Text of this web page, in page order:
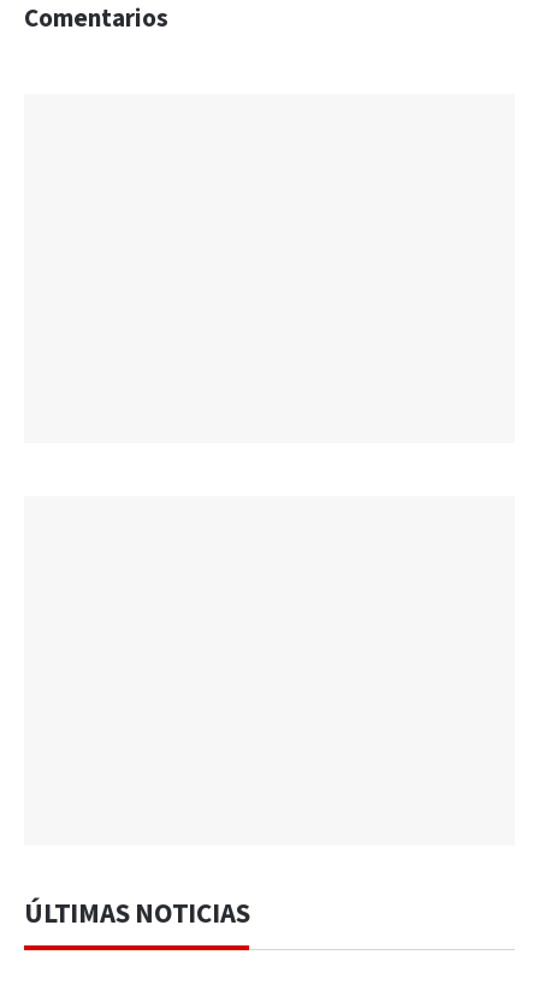
Comentarios
ÚLTIMAS NOTICIAS